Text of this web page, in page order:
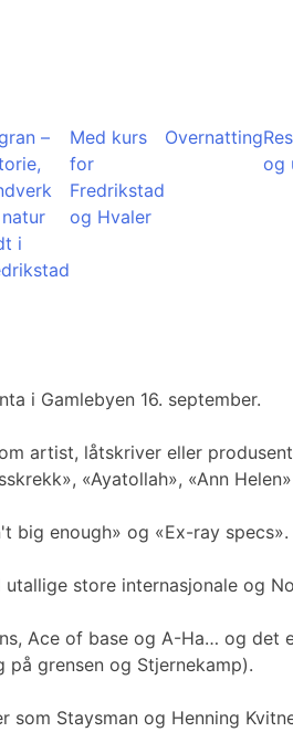
–
i
Med kurs
for
Fredrikstad
og Hvaler
Overnatting
og
i Gamlebyen 16. september.
artist, låtskriver eller
«Ayatollah», «Ann
big enough» og «Ex-ray specs».
store internasjonale og
Ace of base og A-Ha… og det
på grensen og Stjernekamp).
Staysman og Henning